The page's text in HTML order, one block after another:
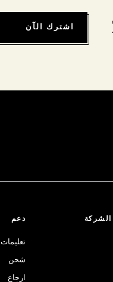
اشترك الآن
دعم
تعليمات
شحن
ارجاع